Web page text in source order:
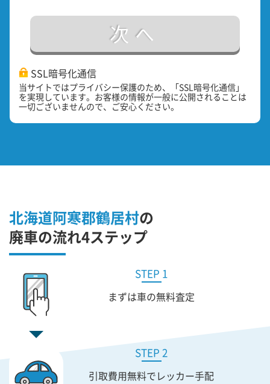
次へ
SSL暗号化通信
当サイトではプライバシー保護のため、「SSL暗号化通信」
を実現しています。お客様の情報が一般に公開されることは
一切ございませんので、ご安心ください。
北海道阿寒郡鶴居村の
廃車の流れ4ステップ
STEP 1
まずは車の無料査定
STEP 2
引取費用無料でレッカー手配